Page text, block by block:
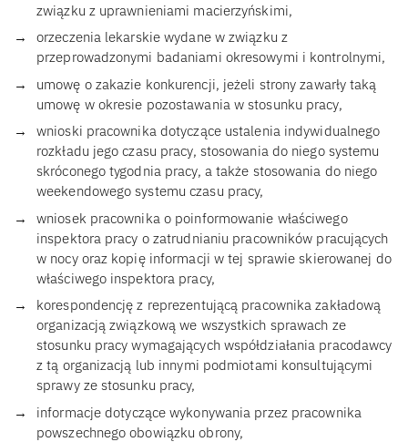
związku z uprawnieniami macierzyńskimi,
orzeczenia lekarskie wydane w związku z
przeprowadzonymi badaniami okresowymi i kontrolnymi,
umowę o zakazie konkurencji, jeżeli strony zawarły taką
umowę w okresie pozostawania w stosunku pracy,
wnioski pracownika dotyczące ustalenia indywidualnego
rozkładu jego czasu pracy, stosowania do niego systemu
skróconego tygodnia pracy, a także stosowania do niego
weekendowego systemu czasu pracy,
wniosek pracownika o poinformowanie właściwego
inspektora pracy o zatrudnianiu pracowników pracujących
w nocy oraz kopię informacji w tej sprawie skierowanej do
właściwego inspektora pracy,
korespondencję z reprezentującą pracownika zakładową
organizacją związkową we wszystkich sprawach ze
stosunku pracy wymagających współdziałania pracodawcy
z tą organizacją lub innymi podmiotami konsultującymi
sprawy ze stosunku pracy,
informacje dotyczące wykonywania przez pracownika
powszechnego obowiązku obrony,